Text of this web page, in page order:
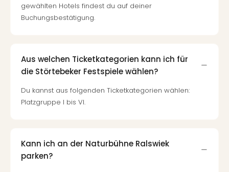
gewählten Hotels findest du auf deiner
Buchungsbestätigung.
Aus welchen Ticketkategorien kann ich für
die Störtebeker Festspiele wählen?
Du kannst aus folgenden Ticketkategorien wählen:
Platzgruppe I bis VI.
Kann ich an der Naturbühne Ralswiek
parken?